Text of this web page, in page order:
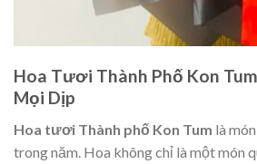
Hoa Tươi Thành Phố Kon
Mọi Dịp
Hoa tươi Thành phố Kon Tum là
trong năm. Hoa không chỉ là một món